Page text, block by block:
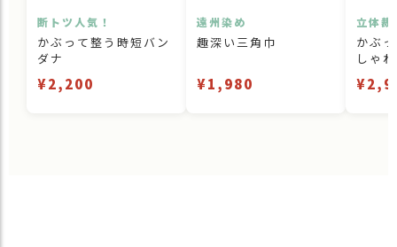
断トツ人気！
かぶって整う時短バン
ダナ
¥2,200
遠州染め
趣深い三角巾
¥1,980
立体
かぶ
しゃ